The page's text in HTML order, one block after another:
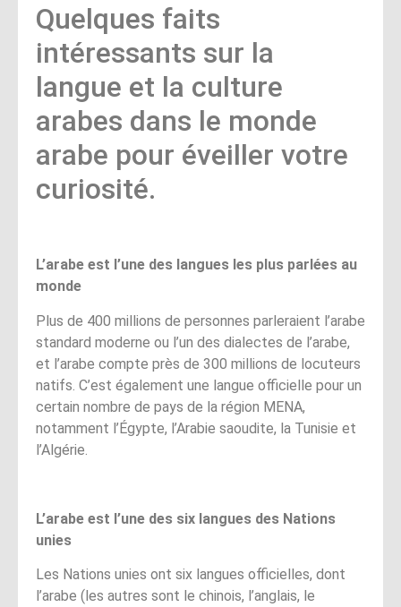
Quelques faits
intéressants sur la
langue et la culture
arabes dans le monde
arabe pour éveiller votre
curiosité.
L’arabe est l’une des langues les plus parlées au
monde
Plus de 400 millions de personnes parleraient l’arabe
standard moderne ou l’un des dialectes de l’arabe,
et l’arabe compte près de 300 millions de locuteurs
natifs. C’est également une langue officielle pour un
certain nombre de pays de la région MENA,
notamment l’Égypte, l’Arabie saoudite, la Tunisie et
l’Algérie.
L’arabe est l’une des six langues des Nations
unies
Les Nations unies ont six langues officielles, dont
l’arabe (les autres sont le chinois, l’anglais, le